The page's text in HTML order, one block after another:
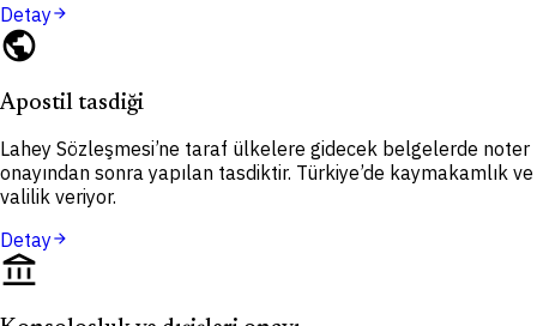
Detayarrow_forward
public
Apostil tasdiği
Lahey Sözleşmesi’ne taraf ülkelere gidecek belgelerde noter
onayından sonra yapılan tasdiktir. Türkiye’de kaymakamlık ve
valilik veriyor.
Detayarrow_forward
account_balance